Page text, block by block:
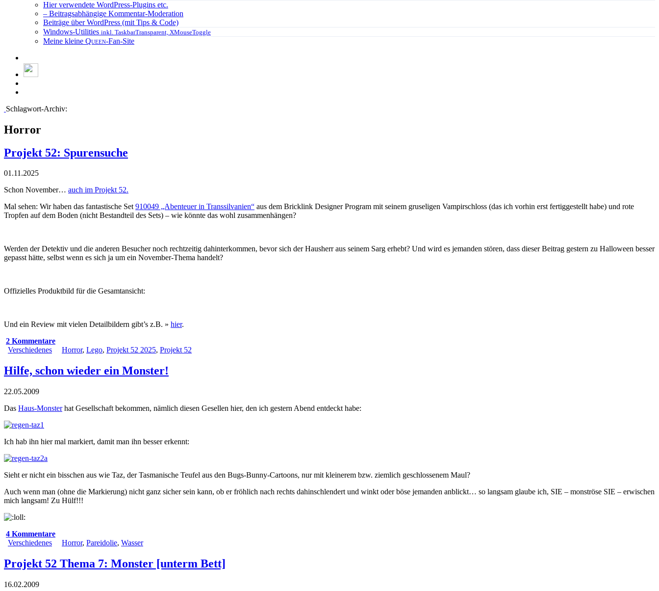
Hier verwendete WordPress-Plugins etc.
– Beitragsabhängige Kommentar-Moderation
Beiträge über WordPress (mit Tips & Code)
Windows-Utilities inkl. TaskbarTransparent, XMouseToggle
Meine kleine Queen-Fan-Site
Schlagwort-Archiv:
Horror
Projekt 52: Spurensuche
01.11.2025
Schon November… auch im Projekt 52.
Mal sehen: Wir haben das fantastische Set910049 „Abenteuer in Transsilvanien“ aus dem Bricklink Designer Program mit seinem gruseligen Vampirschloss (das ich vorhin erst fertiggestellt habe) und rote
Tropfen auf dem Boden (nicht Bestandteil des Sets) – wie könnte das wohl zusammenhängen?
Werden der Detektiv und die anderen Besucher noch rechtzeitig dahinterkommen, bevor sich der Hausherr aus seinem Sarg erhebt? Und wird es jemanden stören, dass dieser Beitrag gestern zu Halloween besser
gepasst hätte, selbst wenn es sich ja um ein November-Thema handelt?
Offizielles Produktbild für die Gesamtansicht:
Und ein Review mit vielen Detailbildern gibt’s z.B. » hier.
2 Kommentare
Verschiedenes
Horror, Lego, Projekt 52 2025, Projekt 52
Hilfe, schon wieder ein Monster!
22.05.2009
Das Haus-Monsterhat Gesellschaft bekommen, nämlich diesen Gesellen hier, den ich gestern Abend entdeckt habe:
Ich hab ihn hier mal markiert, damit man ihn besser erkennt:
Sieht er nicht ein bisschen aus wie Taz, der Tasmanische Teufel aus den Bugs-Bunny-Cartoons, nur mit kleinerem bzw. ziemlich geschlossenem Maul?
Auch wenn man (ohne die Markierung) nicht ganz sicher sein kann, ob er fröhlich nach rechts dahinschlendert und winkt oder böse jemanden anblickt… so langsam glaube ich, SIE – monströse SIE – erwischen
mich langsam! Zu Hülf!!!
4 Kommentare
Verschiedenes
Horror, Pareidolie, Wasser
Projekt 52 Thema 7: Monster [unterm Bett]
16.02.2009